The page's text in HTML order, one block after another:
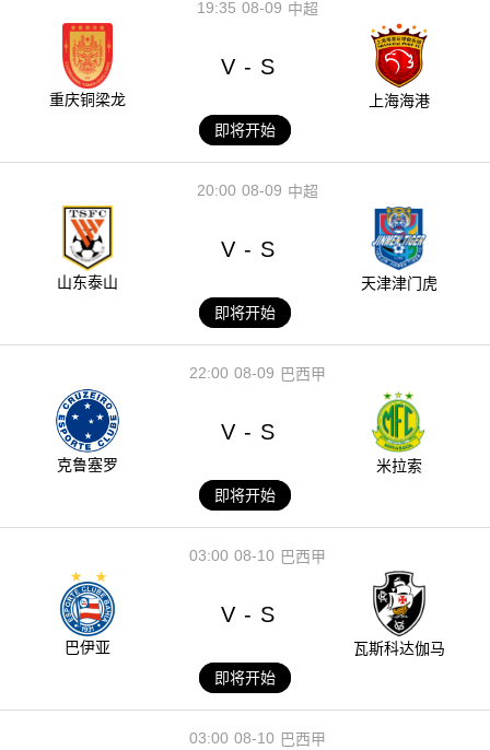
08-09
19:35 中超
重庆铜梁龙
V - S
上海海港
即将开始
08-09
20:00 中超
山东泰山
V - S
天津津门虎
即将开始
08-09
22:00 巴西甲
克鲁塞罗
V - S
米拉索
即将开始
08-10
03:00 巴西甲
巴伊亚
V - S
瓦斯科达伽马
即将开始
08-10
03:00 巴西甲